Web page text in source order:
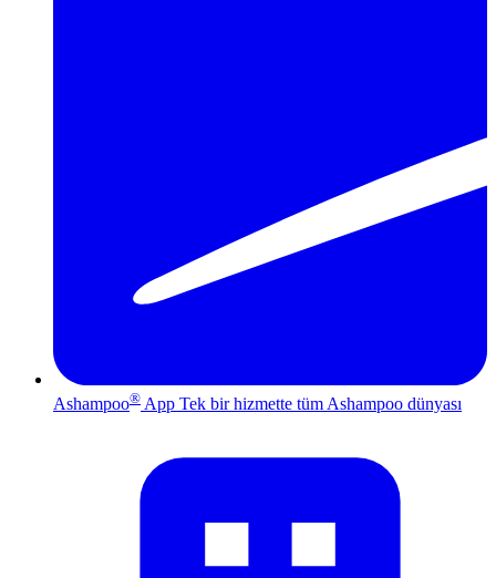
Ashampoo® App Tek bir hizmette tüm Ashampoo dünyası